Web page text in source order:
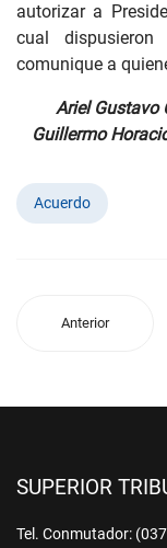
autorizar a
cual
comunique a
Ariel
Guillermo
Acuerdo
Anterior
SUPERIOR
Tel. Conmutador: